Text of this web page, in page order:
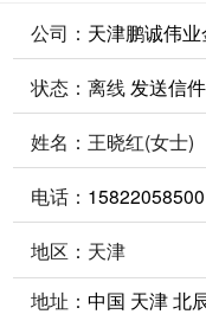
公司： 天津鹏诚伟
状态：离线 发送信件
姓名：王晓红(女士)
电话： 15822058500
地区：天津
地址：中国 天津 北